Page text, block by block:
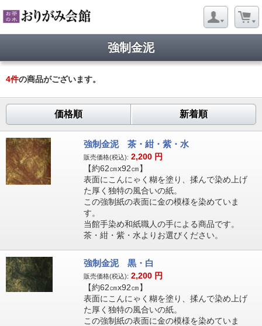
強制金泥
4件の商品がございます。
価格順 新着順
強制金泥 茶・紺・紫・水
販売価格(税込): 2,200 円
【約62㎝x92㎝】
表面にこんにゃく糊を塗り、揉んで染め上げ
た厚く独特の風合いの紙。
この強制紙の表面に金の模様を染めていま
す。
当館手染め和紙職人の手による商品です。
茶・紺・紫・水よりお選びください。
強制金泥 黒・白
販売価格(税込): 2,200 円
【約62㎝x92㎝】
表面にこんにゃく糊を塗り、揉んで染め上げ
た厚く独特の風合いの紙。
この強制紙の表面に金の模様を染めていま